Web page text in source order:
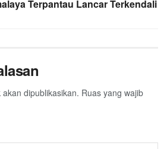
Terpantau Lancar Terkendali
dipublikasikan. Ruas yang wajib